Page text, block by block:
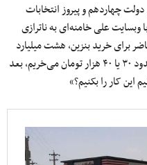
چهاردهم و پیروز انتخابات
علی خامنه‌ای به ناترازی
برای خرید بنزین، هشت میلیارد
دلار پول پرداخت می‌شود. یعنی بنزین را حدود ۳۰ یا ۴۰ هزار تومان می‌خریم، بعد